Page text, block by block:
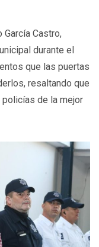
García Castro,
durante el
que las puertas
resaltando que
de la mejor